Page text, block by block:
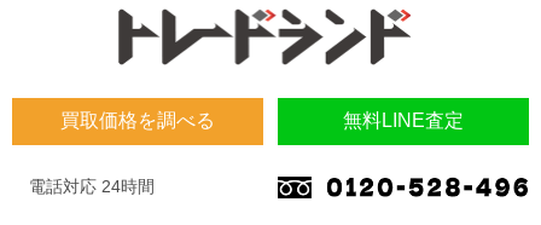
買取価格を調べる 無料LINE査定
電話対応 24時間